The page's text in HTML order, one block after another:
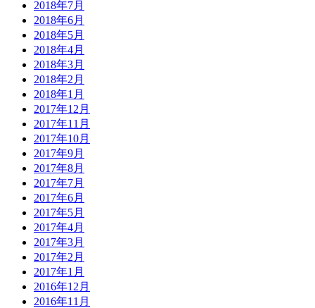
2018年7月
2018年6月
2018年5月
2018年4月
2018年3月
2018年2月
2018年1月
2017年12月
2017年11月
2017年10月
2017年9月
2017年8月
2017年7月
2017年6月
2017年5月
2017年4月
2017年3月
2017年2月
2017年1月
2016年12月
2016年11月